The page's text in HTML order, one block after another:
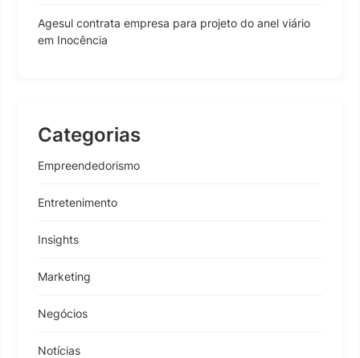
Agesul contrata empresa para projeto do anel viário
em Inocência
Categorias
Empreendedorismo
Entretenimento
Insights
Marketing
Negócios
Notícias